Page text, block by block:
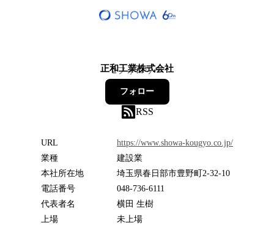
正和工業株式会社
2フォロワー
フォロー
RSS
URL
https://www.showa-kougyo.co.jp/
業種
建設業
本社所在地
埼玉県春日部市豊野町2-32-10
電話番号
048-736-6111
代表者名
横田 生樹
上場
未上場